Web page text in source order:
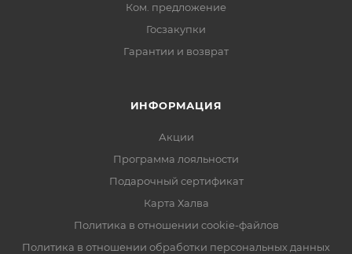
Ком. предложение
Госзакупки
Гарантии и возврат
ИНФОРМАЦИЯ
Акции
Программа лояльности
Подарочный сертификат
Карта Халва
Политика в отношении cookie-файлов
Политика в отношении обработки персональных данных